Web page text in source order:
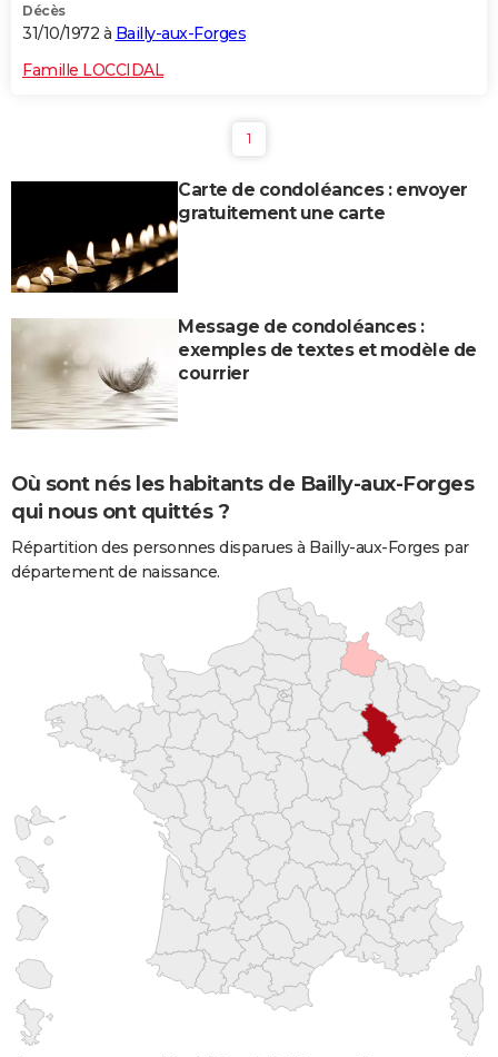
Décès
31/10/1972 à Bailly-aux-Forges
Famille LOCCIDAL
1
Carte de condoléances : envoyer
gratuitement une carte
Message de condoléances :
exemples de textes et modèle de
courrier
Où sont nés les habitants de Bailly-aux-Forges
qui nous ont quittés ?
Répartition des personnes disparues à Bailly-aux-Forges par
département de naissance.